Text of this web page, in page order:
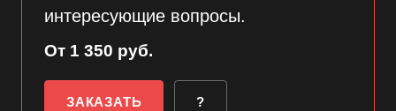
интересующие вопросы.
От 1 350 руб.
ЗАКАЗАТЬ ?